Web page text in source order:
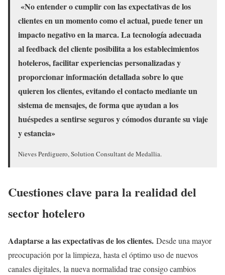
«No entender o cumplir con las expectativas de los
clientes en un momento como el actual, puede tener un
impacto negativo en la marca. La tecnología adecuada
al feedback del cliente posibilita a los establecimientos
hoteleros, facilitar experiencias personalizadas y
proporcionar información detallada sobre lo que
quieren los clientes, evitando el contacto mediante un
sistema de mensajes, de forma que ayudan a los
huéspedes a sentirse seguros y cómodos durante su viaje
y estancia»
Nieves Perdiguero, Solution Consultant de Medallia.
Cuestiones clave para la realidad del
sector hotelero
Adaptarse a las expectativas de los clientes. Desde una mayor
preocupación por la limpieza, hasta el óptimo uso de nuevos
canales digitales, la nueva normalidad trae consigo cambios